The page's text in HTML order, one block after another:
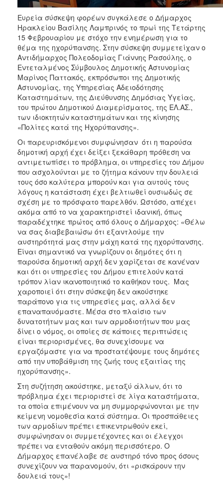
ΑΝΘΕΚΤΙΚΗ
ΠΟΛΗΕυρεία σύσκεψη φορέων συγκάλεσε ο Δήμαρχος
Ηρακλείου Βασίλης Λαμπρινός το πρωί της Τετάρτης
15 Φεβρουαρίου με στόχο την ενημέρωση για το
θέμα της ηχορύπανσης. Στην σύσκεψη συμμετείχαν ο
Αντιδήμαρχος Πολεοδομίας Γιάννης Ρασούλης, ο
Εντεταλμένος Σύμβουλος Δημοτικής Αστυνομίας
Μαρίνος Παττακός, εκπρόσωποι της Δημοτικής
Αστυνομίας, της Υπηρεσίας Αδειοδότησης
Καταστημάτων, της Διεύθυνσης Δημόσιας Υγείας,
του πρώτου Δημοτικού Διαμερίσματος, της ΕΛ.ΑΣ.,
των ιδιοκτητών καταστημάτων και της κίνησης
«Πολίτες κατά της Ηχορύπανσης».
Οι παρευρισκόμενοι συμφώνησαν ότι η παρούσα
δημοτική αρχή έχει δείξει ξεκάθαρη πρόθεση να
αντιμετωπίσει το πρόβλημα, οι υπηρεσίες του Δήμου
που ασχολούνται με το ζήτημα κάνουν την δουλειά
τους όσο καλύτερα μπορούν και για αυτούς τους
λόγους η κατάσταση έχει βελτιωθεί ουσιωδώς σε
σχέση με το πρόσφατο παρελθόν. Ωστόσο, απέχει
ακόμα από το να χαρακτηριστεί ιδανική, όπως
παραδέχτηκε πρώτος από όλους ο Δήμαρχος: «Θέλω
να σας διαβεβαιώσω ότι εξαντλούμε την
αυστηρότητά μας στην μάχη κατά της ηχορύπανσης.
Είναι σημαντικό να γνωρίζουν οι δημότες ότι η
παρούσα δημοτική αρχή δεν χαρίζεται σε κανέναν
και ότι οι υπηρεσίες του Δήμου επιτελούν κατά
τρόπον λίαν ικανοποιητικό το καθήκον τους. Μας
χαροποιεί ότι στην σύσκεψη δεν ακούστηκε
παράπονο για τις υπηρεσίες μας, αλλά δεν
επαναπαυόμαστε. Μέσα στο πλαίσιο των
δυνατοτήτων μας και των αρμοδιοτήτων που μας
δίνει ο νόμος, οι οποίες σε κάποιες περιπτώσεις
είναι περιορισμένες, θα συνεχίσουμε να
εργαζόμαστε για να προστατέψουμε τους δημότες
από την υποβάθμιση της ζωής τους εξαιτίας της
ηχορύπανσης».
Στη συζήτηση ακούστηκε, μεταξύ άλλων, ότι το
πρόβλημα έχει περιοριστεί σε λίγα καταστήματα,
τα οποία επιμένουν να μη συμμορφώνονται με την
κείμενη νομοθεσία κατά σύστημα. Οι προσπάθειες
των αρμοδίων πρέπει επικεντρωθούν εκεί,
συμφώνησαν οι συμμετέχοντες και οι έλεγχοι
πρέπει να ενταθούν ακόμη περισσότερο. Ο
Δήμαρχος επανέλαβε σε αυστηρό τόνο προς όσους
συνεχίζουν να παρανομούν, ότι «ρισκάρουν την
δουλειά τους»!